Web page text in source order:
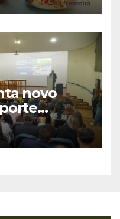
novo
para um
e